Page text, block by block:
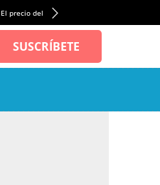
El precio del alquiler de vivienda baja por